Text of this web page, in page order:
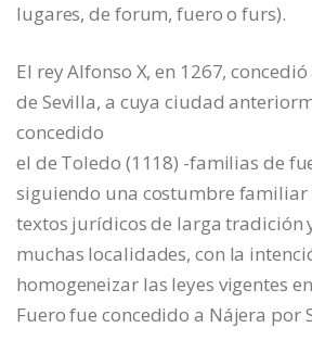
lugares, de forum, fuero o furs).
El rey Alfonso X, en 1267,
de Sevilla, a cuya ciudad
concedido
el de Toledo (1118) -familias de
siguiendo una costumbre familiar
textos jurídicos de larga tradición
muchas localidades, con la
homogeneizar las leyes vigentes
Fuero fue concedido a Nájera por